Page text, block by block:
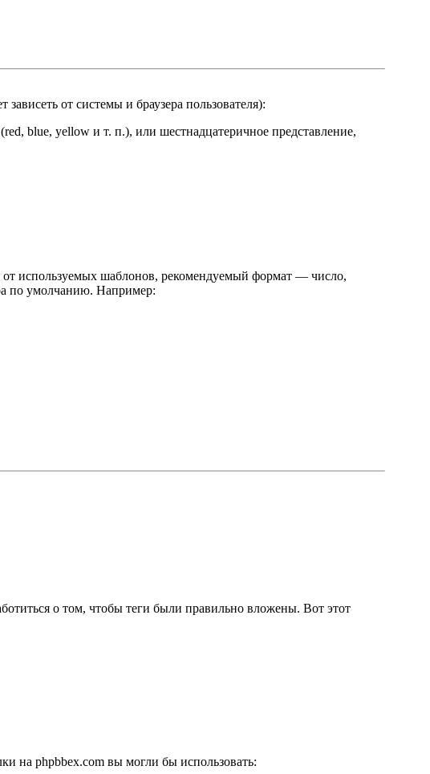
от системы и браузера пользователя):
blue, yellow и т. п.), или шестнадцатеричное представление,
от используемых шаблонов, рекомендуемый формат — число,
по умолчанию. Например:
о том, чтобы теги были правильно вложены. Вот этот
на phpbbex.com вы могли бы использовать: